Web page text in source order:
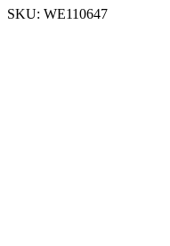
SKU: WE110647